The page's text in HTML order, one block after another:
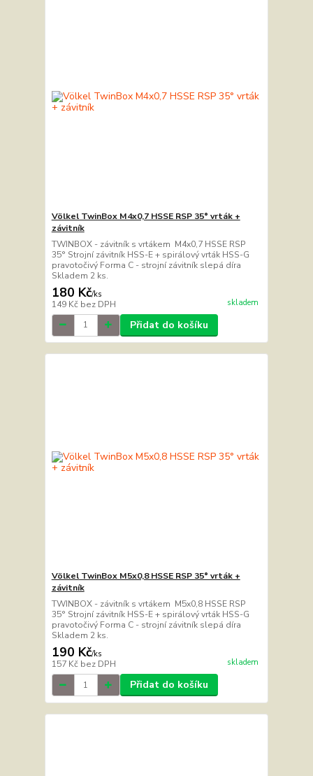
Völkel TwinBox M4x0,7 HSSE RSP 35° vrták +
závitník
TWINBOX - závitník s vrtákem M4x0,7 HSSE RSP
35° Strojní závitník HSS-E + spirálový vrták HSS-G
pravotočivý Forma C - strojní závitník slepá díra
Skladem 2 ks.
180 Kč/ks
149 Kč bez DPH skladem
Přidat do košíku
Völkel TwinBox M5x0,8 HSSE RSP 35° vrták +
závitník
TWINBOX - závitník s vrtákem M5x0,8 HSSE RSP
35° Strojní závitník HSS-E + spirálový vrták HSS-G
pravotočivý Forma C - strojní závitník slepá díra
Skladem 2 ks.
190 Kč/ks
157 Kč bez DPH skladem
Přidat do košíku